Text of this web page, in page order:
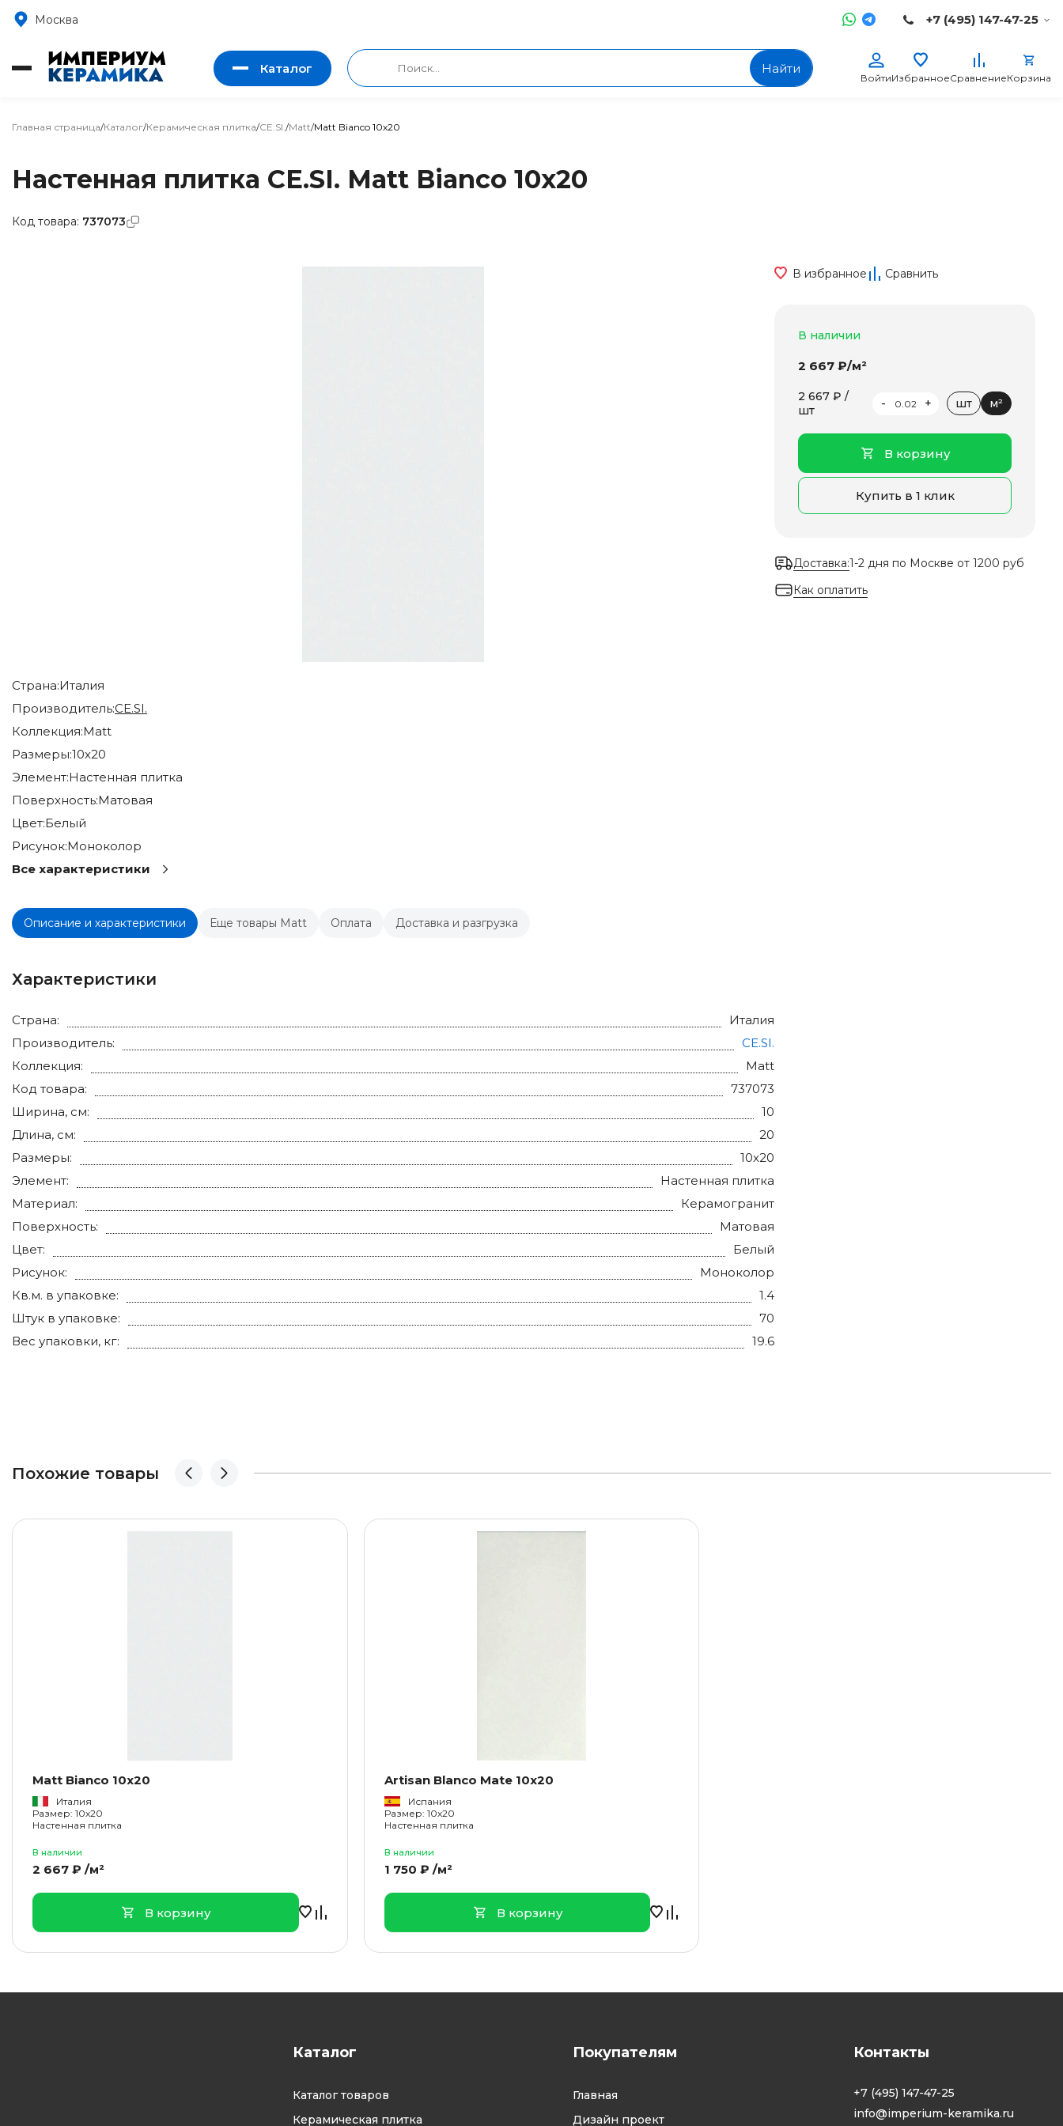
Москва +7 (495) 147-47-25
Каталог Найти
ВойтиИзбранноеСравнениеКорзина
Главная страница/Каталог/Керамическая плитка/CE.SI./Matt/Matt Bianco 10x20
Настенная плитка CE.SI. Matt Bianco 10x20
Страна:Италия
Производитель:CE.SI.
Коллекция:Matt
Размеры:10x20
Элемент:Настенная плитка
Поверхность:Матовая
Цвет:Белый
Рисунок:Моноколор
Все характеристики
Описание и характеристики Еще товары Matt Оплата Доставка и разгрузка
Характеристики
Страна:
Италия
Производитель:
CE.SI.
Коллекция:
Matt
Код товара:
737073
Ширина, см:
10
Длина, см:
20
Размеры:
10x20
Элемент:
Настенная плитка
Материал:
Керамогранит
Поверхность:
Матовая
Цвет:
Белый
Рисунок:
Моноколор
Кв.м. в упаковке:
1.4
Штук в упаковке:
70
Вес упаковки, кг:
19.6
В избранное Сравнить
В наличии
2 667 ₽/м²
2 667 ₽ /
шт
- + шт м²
В корзину
Купить в 1 клик
Доставка:1-2 дня по Москве от 1200 руб
Как оплатить
Похожие товары
Matt Bianco 10x20
Италия
Размер: 10x20
Настенная плитка
В наличии
2 667 ₽ /м²
В корзину
Artisan Blanco Mate 10x20
Испания
Размер: 10x20
Настенная плитка
В наличии
1 750 ₽ /м²
В корзину
Код товара: 737073
Каталог
Каталог товаров
Керамическая плитка
Покупателям
Главная
Дизайн проект
Контакты
+7 (495) 147-47-25
info@imperium-keramika.ru